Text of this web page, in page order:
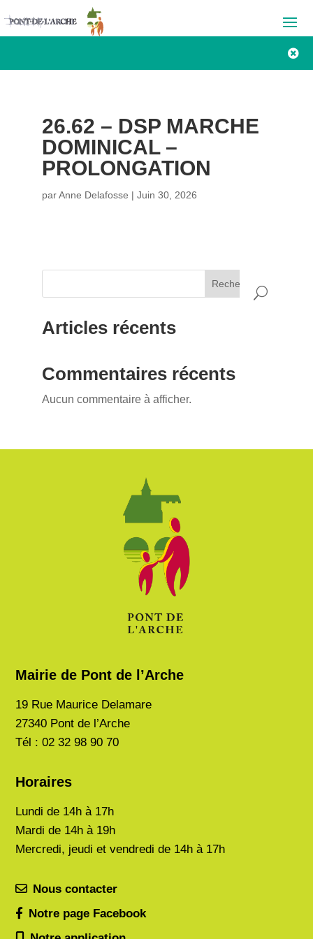

26.62 – DSP MARCHE
DOMINICAL –
PROLONGATION
parAnne Delafosse | Juin 30, 2026
Rechercher
Articles récents
Commentaires récents
Aucun commentaire à afficher.
Mairie de Pont de l’Arche
19 Rue Maurice Delamare
27340 Pont de l’Arche
Tél : 02 32 98 90 70
Horaires
Lundi de 14h à 17h
Mardi de 14h à 19h
Mercredi, jeudi et vendredi de 14h à 17h
Nous contacter
Notre page Facebook